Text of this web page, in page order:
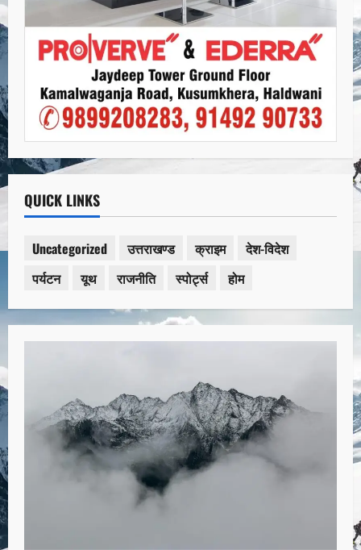
QUICK LINKS
Uncategorized उत्तराखण्ड क्राइम
देश-विदेश
पर्यटन
यूथ राजनीति स्पोर्ट्स होम